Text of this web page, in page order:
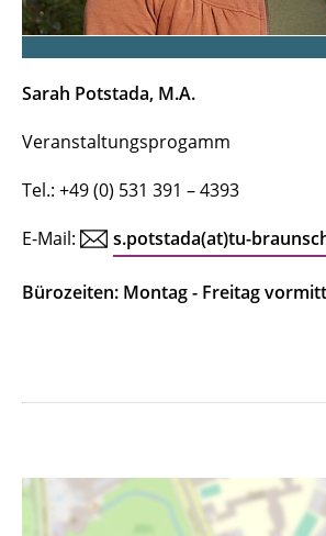
Sarah Potstada, M.A.
Veranstaltungsprogamm
Tel.: +49 (0) 531 391 – 4393
E-Mail:
s.potstada(at)tu-
Bürozeiten: Montag - Freitag